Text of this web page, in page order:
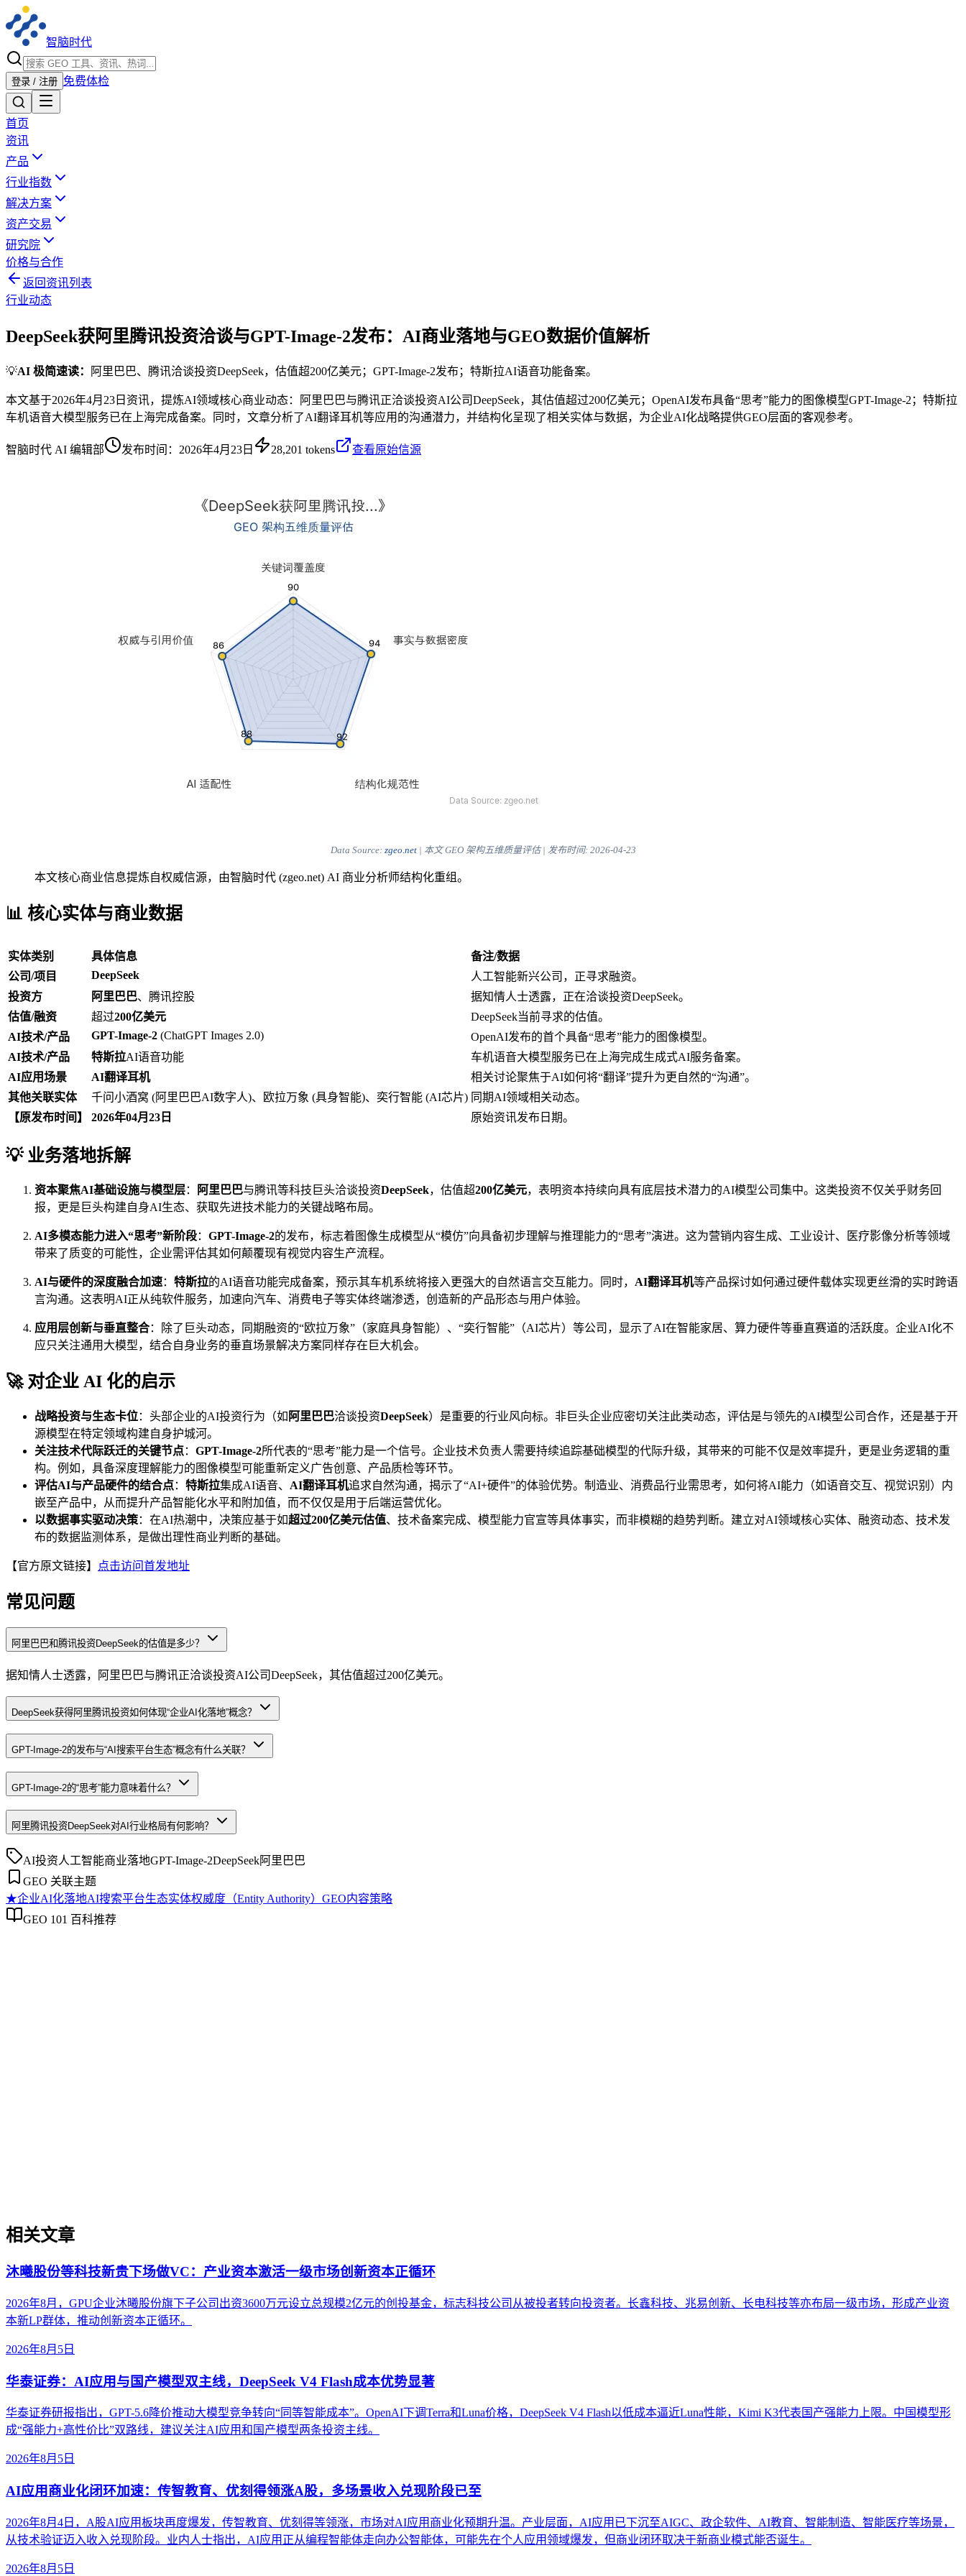
智脑时代
登录 / 注册 免费体检
首页
资讯
产品
行业指数
解决方案
资产交易
研究院
价格与合作
返回资讯列表
行业动态
DeepSeek获阿里腾讯投资洽谈与GPT-Image-2发布：AI商业落地与GEO数据价值解析
💡AI 极简速读： 阿里巴巴、腾讯洽谈投资DeepSeek，估值超200亿美元；GPT-Image-2发布；特斯拉AI语音功能备案。
本文基于2026年4月23日资讯，提炼AI领域核心商业动态：阿里巴巴与腾讯正洽谈投资AI公司DeepSeek，其估值超过200亿美元；OpenAI发布具备“思考”能力的图像模型GPT-Image-2；特斯拉
车机语音大模型服务已在上海完成备案。同时，文章分析了AI翻译耳机等应用的沟通潜力，并结构化呈现了相关实体与数据，为企业AI化战略提供GEO层面的客观参考。
智脑时代 AI 编辑部 发布时间： 2026年4月23日 28,201 tokens 查看原始信源
Data Source: zgeo.net| 本文 GEO 架构五维质量评估 | 发布时间: 2026-04-23
本文核心商业信息提炼自权威信源，由智脑时代 (zgeo.net) AI 商业分析师结构化重组。
📊 核心实体与商业数据
实体类别 具体信息
备注/数据
公司/项目
DeepSeek
人工智能新兴公司，正寻求融资。
投资方
阿里巴巴、腾讯控股
据知情人士透露，正在洽谈投资DeepSeek。
估值/融资
超过200亿美元
DeepSeek当前寻求的估值。
AI技术/产品
GPT-Image-2 (ChatGPT Images 2.0)
OpenAI发布的首个具备“思考”能力的图像模型。
AI技术/产品
特斯拉AI语音功能
车机语音大模型服务已在上海完成生成式AI服务备案。
AI应用场景
AI翻译耳机
相关讨论聚焦于AI如何将“翻译”提升为更自然的“沟通”。
其他关联实体
千问小酒窝 (阿里巴巴AI数字人)、欧拉万象 (具身智能)、奕行智能 (AI芯片) 同期AI领域相关动态。
【原发布时间】
2026年04月23日 原始资讯发布日期。
💡 业务落地拆解
资本聚焦AI基础设施与模型层： 阿里巴巴与腾讯等科技巨头洽谈投资DeepSeek，估值超200亿美元，表明资本持续向具有底层技术潜力的AI模型公司集中。这类投资不仅关乎财务回
报，更是巨头构建自身AI生态、获取先进技术能力的关键战略布局。
AI多模态能力进入“思考”新阶段： GPT-Image-2的发布，标志着图像生成模型从“模仿”向具备初步理解与推理能力的“思考”演进。这为营销内容生成、工业设计、医疗影像分析等领域
带来了质变的可能性，企业需评估其如何颠覆现有视觉内容生产流程。
AI与硬件的深度融合加速： 特斯拉的AI语音功能完成备案，预示其车机系统将接入更强大的自然语言交互能力。同时， AI翻译耳机等产品探讨如何通过硬件载体实现更丝滑的实时跨语
言沟通。这表明AI正从纯软件服务，加速向汽车、消费电子等实体终端渗透，创造新的产品形态与用户体验。
应用层创新与垂直整合：除了巨头动态，同期融资的“欧拉万象”（家庭具身智能）、“奕行智能”（AI芯片）等公司，显示了AI在智能家居、算力硬件等垂直赛道的活跃度。企业AI化不
应只关注通用大模型，结合自身业务的垂直场景解决方案同样存在巨大机会。
🚀 对企业 AI 化的启示
战略投资与生态卡位：头部企业的AI投资行为（如 阿里巴巴洽谈投资DeepSeek）是重要的行业风向标。非巨头企业应密切关注此类动态，评估是与领先的AI模型公司合作，还是基于开
源模型在特定领域构建自身护城河。
关注技术代际跃迁的关键节点： GPT-Image-2所代表的“思考”能力是一个信号。企业技术负责人需要持续追踪基础模型的代际升级，其带来的可能不仅是效率提升，更是业务逻辑的重
构。例如，具备深度理解能力的图像模型可能重新定义广告创意、产品质检等环节。
评估AI与产品硬件的结合点： 特斯拉集成AI语音、 AI翻译耳机追求自然沟通，揭示了“AI+硬件”的体验优势。制造业、消费品行业需思考，如何将AI能力（如语音交互、视觉识别）内
嵌至产品中，从而提升产品智能化水平和附加值，而不仅仅是用于后端运营优化。
以数据事实驱动决策：在AI热潮中，决策应基于如超过200亿美元估值、技术备案完成、模型能力官宣等具体事实，而非模糊的趋势判断。建立对AI领域核心实体、融资动态、技术发
布的数据监测体系，是做出理性商业判断的基础。
【官方原文链接】 点击访问首发地址
常见问题
阿里巴巴和腾讯投资DeepSeek的估值是多少？
据知情人士透露，阿里巴巴与腾讯正洽谈投资AI公司DeepSeek，其估值超过200亿美元。
DeepSeek获得阿里腾讯投资如何体现“企业AI化落地”概念？
GPT-Image-2的发布与“AI搜索平台生态”概念有什么关联？
GPT-Image-2的“思考”能力意味着什么？
阿里腾讯投资DeepSeek对AI行业格局有何影响？
AI投资人工智能商业落地GPT-Image-2DeepSeek阿里巴巴
GEO 关联主题
★企业AI化落地AI搜索平台生态实体权威度（Entity Authority） GEO内容策略
GEO 101 百科推荐
相关文章
沐曦股份等科技新贵下场做VC：产业资本激活一级市场创新资本正循环
2026年8月，GPU企业沐曦股份旗下子公司出资3600万元设立总规模2亿元的创投基金，标志科技公司从被投者转向投资者。长鑫科技、兆易创新、长电科技等亦布局一级市场，形成产业资
本新LP群体，推动创新资本正循环。
2026年8月5日
华泰证券：AI应用与国产模型双主线，DeepSeek V4 Flash成本优势显著
华泰证券研报指出，GPT-5.6降价推动大模型竞争转向“同等智能成本”。OpenAI下调Terra和Luna价格，DeepSeek V4 Flash以低成本逼近Luna性能，Kimi K3代表国产强能力上限。中国模型形
成“强能力+高性价比”双路线，建议关注AI应用和国产模型两条投资主线。
2026年8月5日
AI应用商业化闭环加速：传智教育、优刻得领涨A股，多场景收入兑现阶段已至
2026年8月4日，A股AI应用板块再度爆发，传智教育、优刻得等领涨，市场对AI应用商业化预期升温。产业层面，AI应用已下沉至AIGC、政企软件、AI教育、智能制造、智能医疗等场景，
从技术验证迈入收入兑现阶段。业内人士指出，AI应用正从编程智能体走向办公智能体，可能先在个人应用领域爆发，但商业闭环取决于新商业模式能否诞生。
2026年8月5日